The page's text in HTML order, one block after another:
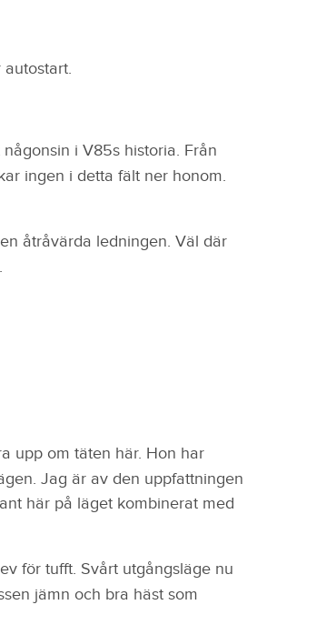
i V85s historia. Från
ingen i detta fält ner honom.
åtråvärda ledningen. Väl där
upp om täten här. Hon har
Jag är av den uppfattningen
här på läget kombinerat med
för tufft. Svårt utgångsläge nu
jämn och bra häst som